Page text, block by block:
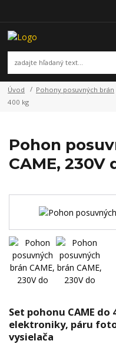
Úvod Pohony posuvných brán
400 kg
Pohon
CAME, 230V
Set pohonu CAME
elektroniky, páru
vysielača